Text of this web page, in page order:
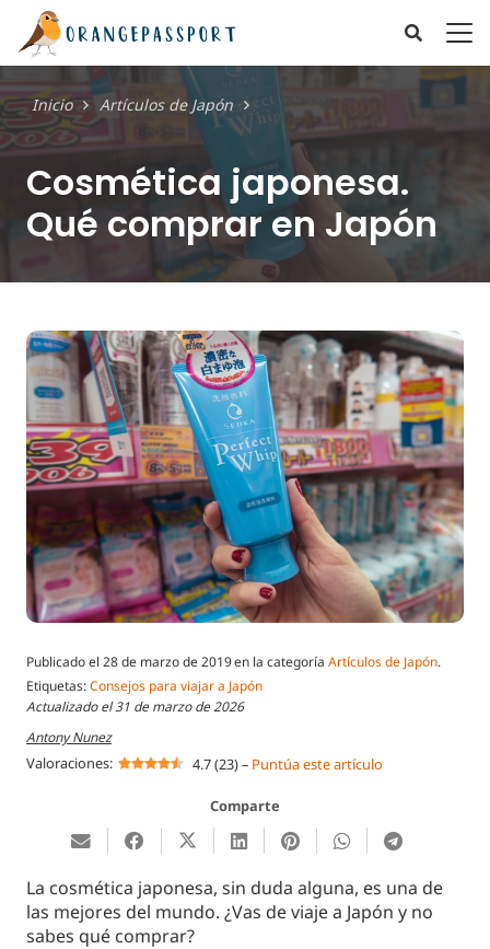
Inicio Artículos de Japón
Cosmética japonesa.
Qué comprar en Japón
Publicado el 28 de marzo de 2019en la categoría Artículos de Japón.
Etiquetas:Consejos para viajar a Japón
Actualizado el31 de marzo de 2026
Antony Nunez
Valoraciones: 4.7(23)– Puntúa este artículo
Comparte
La cosmética japonesa, sin duda alguna, es una de
las mejores del mundo. ¿Vas de viaje a Japón y no
sabes qué comprar?